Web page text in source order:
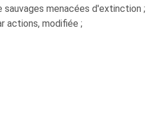
menacées d'extinction ;
actions, modifiée ;